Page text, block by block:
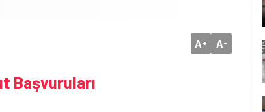
A+ A-
Başvuruları